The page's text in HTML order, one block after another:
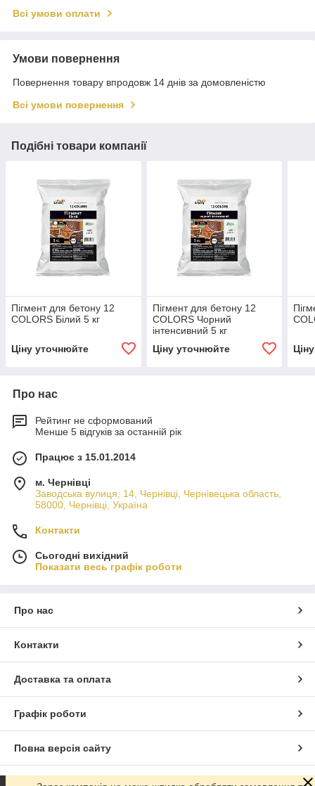
Всі умови оплати
Умови повернення
Повернення товару впродовж 14 днів за домовленістю
Всі умови повернення
Подібні товари компанії
Пігмент для бетону 12
COLORS Білий 5 кг
Ціну уточнюйте
Пігмент для бетону 12
COLORS Чорний
інтенсивний 5 кг
Ціну уточнюйте
Про нас
Рейтинг не сформований
Менше 5 відгуків за останній рік
Працює з 15.01.2014
м. Чернівці
Заводська вулиця, 14, Чернівці, Чернівецька область,
58000, Чернівці, Україна
Контакти
Сьогодні вихідний
Показати весь графік роботи
Про нас
Контакти
Доставка та оплата
Графік роботи
Повна версія сайту
Сайт створено на маркетплейсіProm.ua